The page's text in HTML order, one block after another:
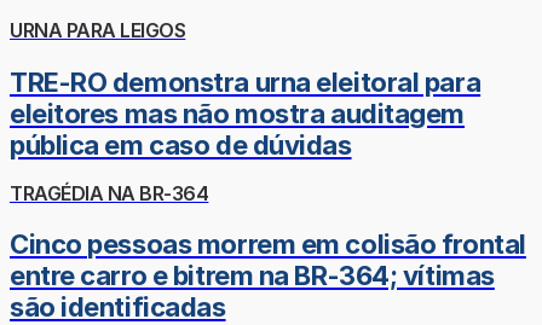
URNA PARA LEIGOS
TRE-RO demonstra urna eleitoral para
eleitores mas não mostra auditagem
pública em caso de dúvidas
TRAGÉDIA NA BR-364
Cinco pessoas morrem em colisão frontal
entre carro e bitrem na BR-364; vítimas
são identificadas